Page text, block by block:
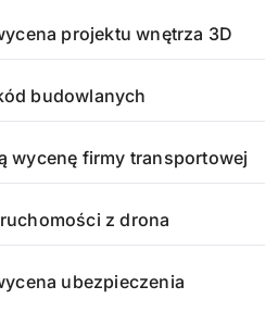
projektu wnętrza 3D
budowlanych
wycenę firmy transportowej
z drona
ubezpieczenia